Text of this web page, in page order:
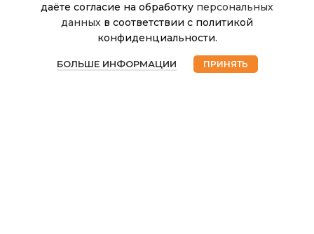
даёте согласие на обработку персональных
данных в соответствии с политикой
конфиденциальности.
БОЛЬШЕ ИНФОРМАЦИИ ПРИНЯТЬ
Кустодержатель
Каскад черный
(К-Агро) 1/10
690.00
наличии
лишь 2
Магазин Избранное Корзина Мой аккаунт